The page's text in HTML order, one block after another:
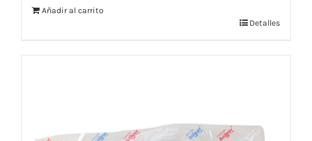
Añadir al carrito
Detalles